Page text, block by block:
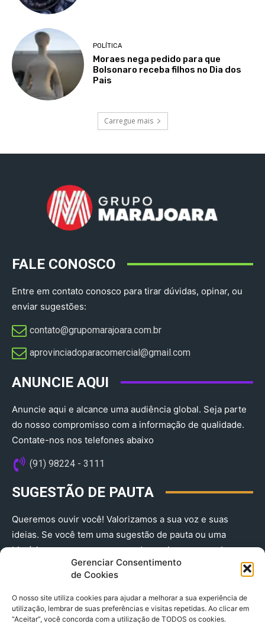
Gerenciar Consentimento
de Cookies
O nosso site utiliza cookies para ajudar a melhorar a sua experiência de
utilização, lembrar de suas preferências e visitas repetidas. Ao clicar em
“Aceitar”, você concorda com a utilização de TODOS os cookies.
POLÍTICA
Moraes nega pedido para que
Bolsonaro receba filhos no Dia dos
Pais
Carregue mais
FALE CONOSCO
Entre em contato conosco para tirar dúvidas, opinar, ou
enviar sugestões:
contato@grupomarajoara.com.br
aprovinciadoparacomercial@gmail.com​
ANUNCIE AQUI
Anuncie aqui e alcance uma audiência global. Seja parte
do nosso compromisso com a informação de qualidade.
Contate-nos nos telefones abaixo
(91) 98224 - 3111
SUGESTÃO DE PAUTA
Queremos ouvir você! Valorizamos a sua voz e suas
ideias. Se você tem uma sugestão de pauta ou uma
história que merece ser contada, envie-nos agora!
(91) 98224 - 3111